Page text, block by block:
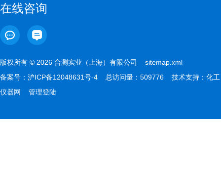
在线咨询
版权所有 © 2026 合测实业（上海）有限公司 sitemap.xml
备案号： 沪ICP备12048631号-4 总访问量：509776 技术支持： 化工
仪器网
管理登陆